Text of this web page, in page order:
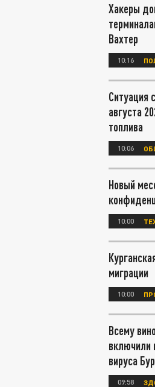
Хакеры
Вахтер
10:16
Ситуация
августа
топлива
10:06
Новый
10:00
миграции
10:00
Всему
включили
вируса
09:58